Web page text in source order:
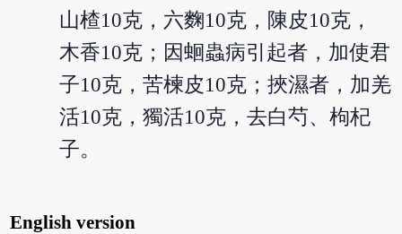
山楂10克，六麴10克，陳皮10克，
木香10克；因蛔蟲病引起者，加使君
子10克，苦楝皮10克；挾濕者，加羌
活10克，獨活10克，去白芍、枸杞
子。
English version